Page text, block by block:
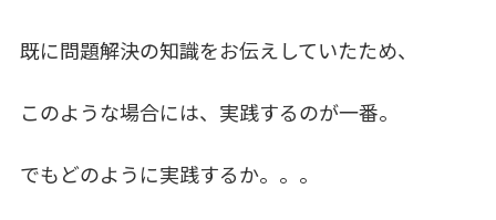
既に問題解決の知識をお伝えしていたため、
このような場合には、実践するのが一番。
でもどのように実践するか。。。